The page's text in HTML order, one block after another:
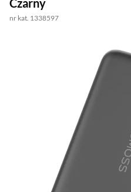
Czarny
nr kat. 1338597